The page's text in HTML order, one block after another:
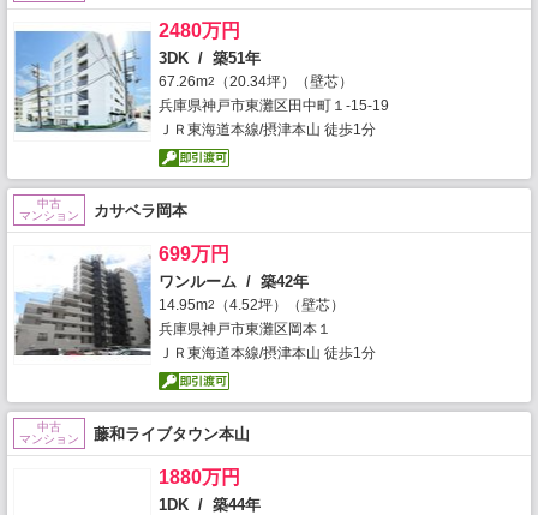
2480万円
3DK / 築51年
67.26m2
（20.34坪）（壁芯）
兵庫県神戸市東灘区田中町１-15-19
ＪＲ東海道本線/摂津本山 徒歩1分
中古
マンション
カサベラ岡本
699万円
ワンルーム / 築42年
14.95m2
（4.52坪）（壁芯）
兵庫県神戸市東灘区岡本１
ＪＲ東海道本線/摂津本山 徒歩1分
中古
マンション
藤和ライブタウン本山
1880万円
1DK / 築44年